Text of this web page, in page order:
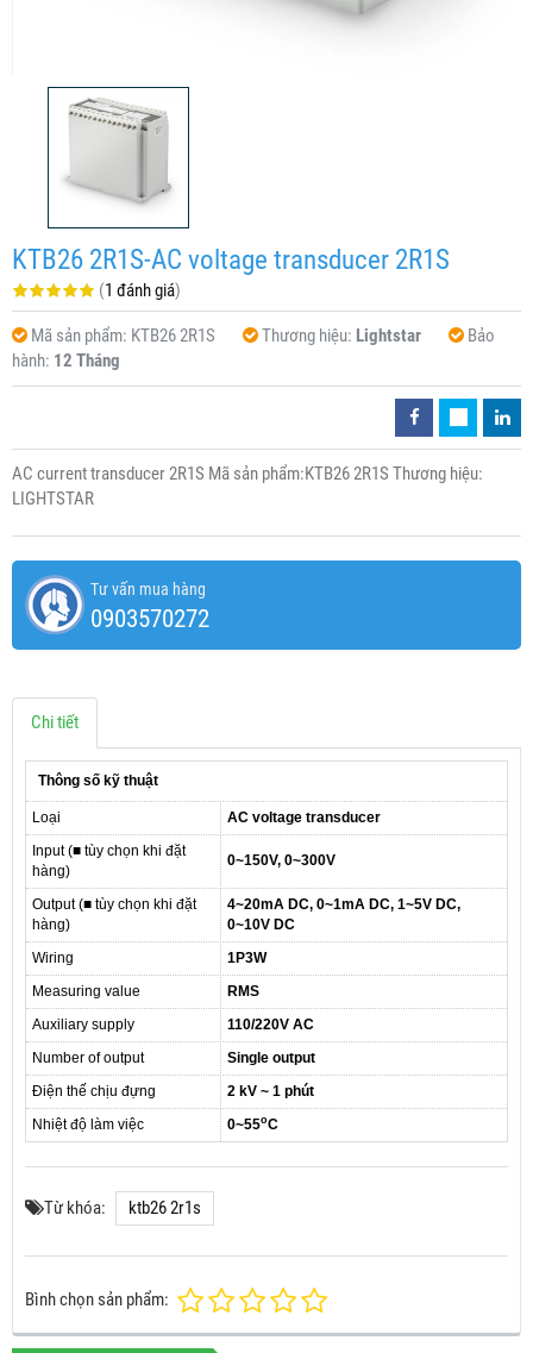
KTB26 2R1S-AC voltage transducer 2R1S
(1 đánh giá)
Mã sản phẩm: KTB26 2R1S Thương hiệu: Lightstar
Bảo
hành: 12 Tháng
AC current transducer 2R1S Mã sản phẩm:KTB26 2R1S Thương hiệu:
LIGHTSTAR
Tư vấn mua hàng
0903570272
Chi tiết
Thông số kỹ thuật
Loại
AC voltage transducer
Input (■ tùy chọn khi đặt
hàng)
0~150V, 0~300V
Output (■ tùy chọn khi đặt
hàng)
4~20mA DC, 0~1mA DC, 1~5V DC,
0~10V DC
Wiring
1P3W
Measuring value
RMS
Auxiliary supply
110/220V AC
Number of output
Single output
Điện thế chịu đựng
2 kV ~ 1 phút
Nhiệt độ làm việc
0~55oC
Từ khóa: ktb26 2r1s
Bình chọn sản phẩm: